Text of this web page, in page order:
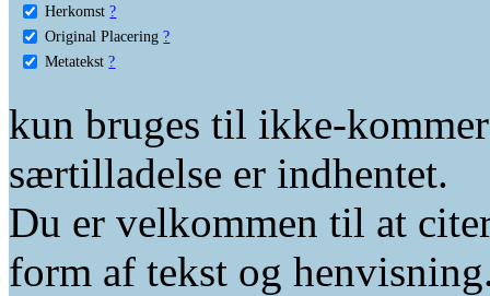
Herkomst ?
Original Placering ?
Metatekst ?
kun bruges til ikke-
særtilladelse er indhentet.
Du er velkommen til at
form af tekst og